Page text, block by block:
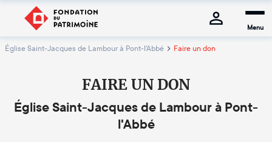
Menu
Église Saint-Jacques de Lambour à Pont-l'Abbé Faire un don
FAIRE UN DON
Église Saint-Jacques de Lambour à Pont-
l'Abbé